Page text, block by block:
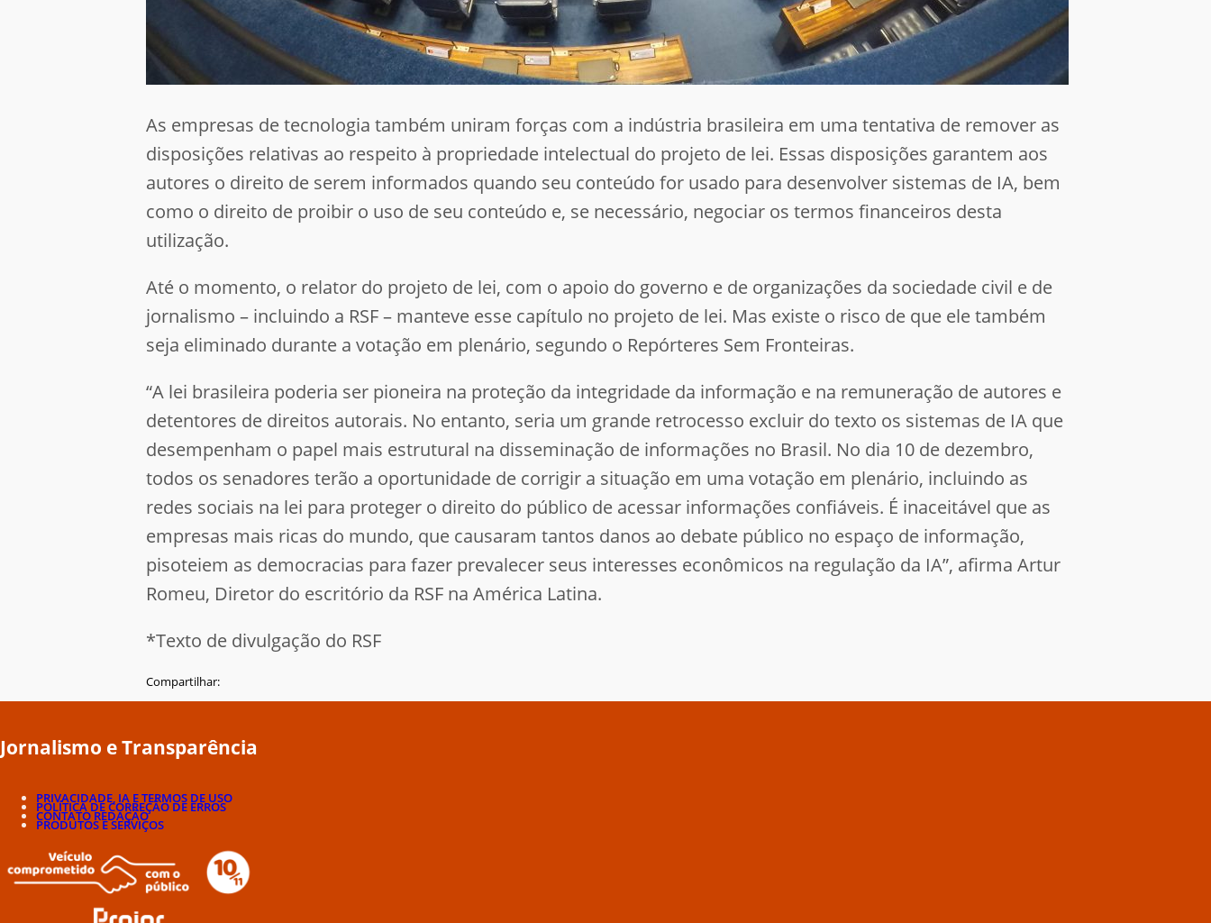
As empresas de tecnologia também uniram forças com a indústria brasileira em uma tentativa de remover as
disposições relativas ao respeito à propriedade intelectual do projeto de lei. Essas disposições garantem aos
autores o direito de serem informados quando seu conteúdo for usado para desenvolver sistemas de IA, bem
como o direito de proibir o uso de seu conteúdo e, se necessário, negociar os termos financeiros desta
utilização.
Até o momento, o relator do projeto de lei, com o apoio do governo e de organizações da sociedade civil e de
jornalismo – incluindo a RSF – manteve esse capítulo no projeto de lei. Mas existe o risco de que ele também
seja eliminado durante a votação em plenário, segundo o Repórteres Sem Fronteiras.
“A lei brasileira poderia ser pioneira na proteção da integridade da informação e na remuneração de autores e
detentores de direitos autorais. No entanto, seria um grande retrocesso excluir do texto os sistemas de IA que
desempenham o papel mais estrutural na disseminação de informações no Brasil. No dia 10 de dezembro,
todos os senadores terão a oportunidade de corrigir a situação em uma votação em plenário, incluindo as
redes sociais na lei para proteger o direito do público de acessar informações confiáveis. É inaceitável que as
empresas mais ricas do mundo, que causaram tantos danos ao debate público no espaço de informação,
pisoteiem as democracias para fazer prevalecer seus interesses econômicos na regulação da IA”, afirma Artur
Romeu, Diretor do escritório da RSF na América Latina.
*Texto de divulgação do RSF
Compartilhar:
Jornalismo e Transparência
PRIVACIDADE, IA E TERMOS DE USO
POLÍTICA DE CORREÇÃO DE ERROS
CONTATO REDAÇÃO
PRODUTOS E SERVIÇOS